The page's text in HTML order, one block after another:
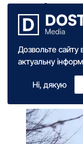
Дозвольте сайту
актуальну
Ні, дякую
18 січня ·